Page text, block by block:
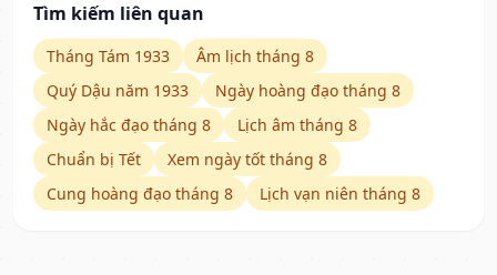
Tìm kiếm liên quan
Tháng Tám 1933
Âm lịch tháng 8
Quý Dậu năm 1933
Ngày hoàng đạo tháng 8
Ngày hắc đạo tháng 8
Lịch âm tháng 8
Chuẩn bị Tết
Xem ngày tốt tháng 8
Cung hoàng đạo tháng 8
Lịch vạn niên tháng 8